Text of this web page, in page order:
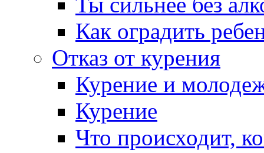
Как оградить
Отказ от курения
Курение и
Курение
Что происходит,